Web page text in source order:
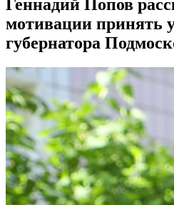
Геннадий Попов
мотивации принять
губернатора